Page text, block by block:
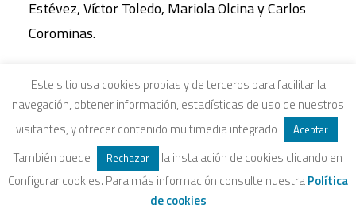
Estévez, Víctor Toledo, Mariola Olcina y Carlos
Corominas.
104 – Migraciones: desafíos y preguntas
Incluye artículos de: Máriam Martínez; Carlos
Pereda, Walter Actis y Miguel Ángel de Prada;
Luis Carlos Nieto; Edoardo Bazzaco; Tanja Bastia;
Maria Luisa Maqueda; Ricard Zapata-Barrero;
Carlos Gómez Gil; Jordi Mir; Bichara Khader;
Este sitio usa cookies propias y de terceros para facilitar la
navegación, obtener información, estadísticas de uso de nuestros
visitantes, y ofrecer contenido multimedia integrado
Aceptar
.
También puede
Rechazar
la instalación de cookies clicando en
Configurar cookies. Para más información consulte nuestraPolítica
de cookies